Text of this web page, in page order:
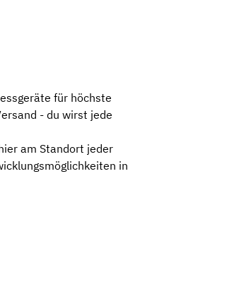
für höchste
- du wirst jede
am Standort jeder
in